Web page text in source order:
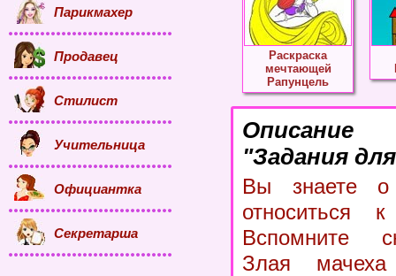
Раскраска
мечтающей
Рапунцель
"Задания
Вы знаете
относиться
Вспомните
Злая
Парикмахер
Продавец
Стилист
Учительница
Официантка
Секретарша